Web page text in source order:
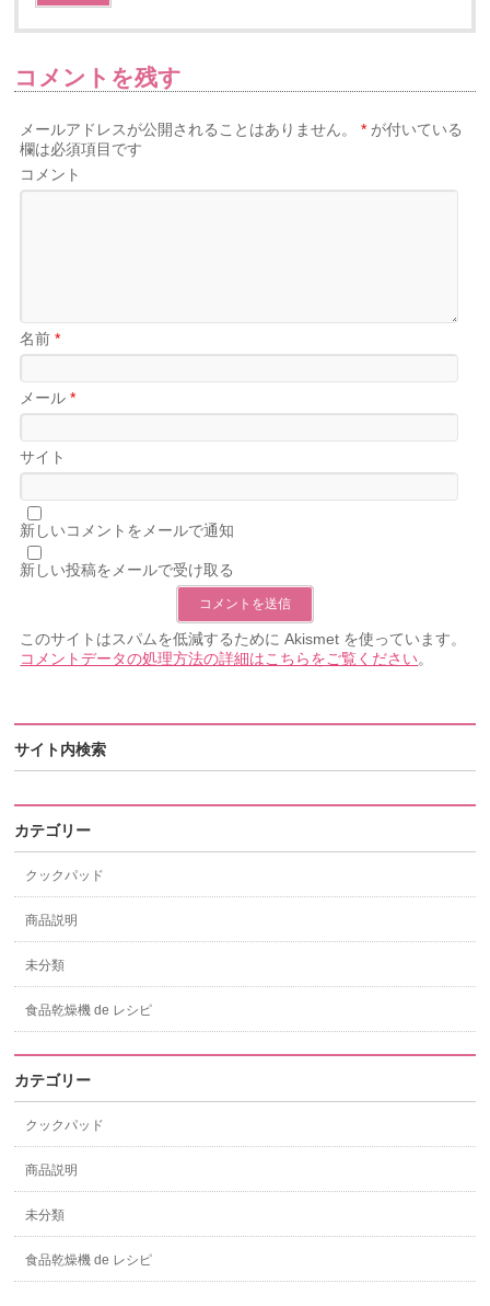
コメントを残す
メールアドレスが公開されることはありません。 * が付いている
欄は必須項目です
コメント
名前*
メール*
サイト
新しいコメントをメールで通知
新しい投稿をメールで受け取る
このサイトはスパムを低減するために Akismet を使っています。
コメントデータの処理方法の詳細はこちらをご覧ください。
サイト内検索
カテゴリー
クックパッド
商品説明
未分類
食品乾燥機 de レシピ
カテゴリー
クックパッド
商品説明
未分類
食品乾燥機 de レシピ